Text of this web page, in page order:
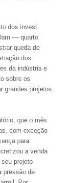
dos invest
— quarto
queda de
dos
da indústria e
sobre os
grandes projetos
que o mês
com exceção
para
a venda
projeto
pressão de